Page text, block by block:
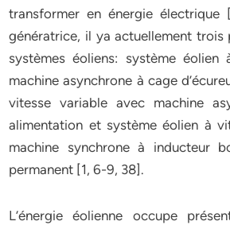
transformer en énergie électrique
génératrice, il ya actuellement trois
systèmes éoliens: système
machine asynchrone à cage
vitesse variable avec machine
alimentation et système éolien à
machine synchrone à inducteur
permanent [1, 6-9, 38].
L’énergie éolienne occupe